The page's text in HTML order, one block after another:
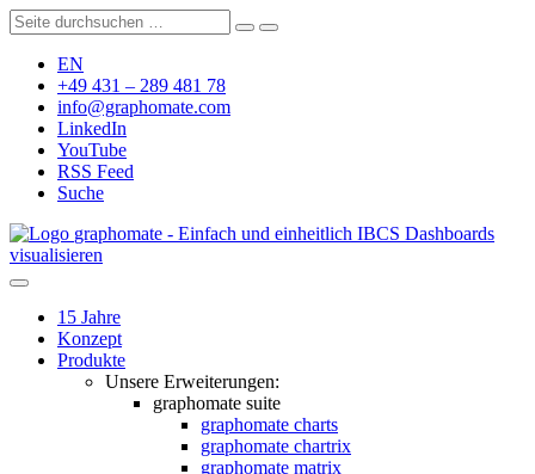
EN
+49 431 – 289 481 78
info@graphomate.com
LinkedIn
YouTube
RSS Feed
Suche
graphomate - Einfach und einheitlich IBCS Dashboards
visualisieren
15 Jahre
Konzept
Produkte
Unsere Erweiterungen:
graphomate suite
graphomate charts
graphomate chartrix
graphomate matrix